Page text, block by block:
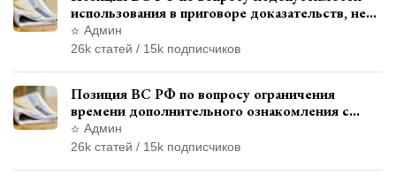
использования в приговоре доказательств, не
исследованных в судебном заседании
Админ
26k статей / 15k подписчиков
Позиция ВС РФ по вопросу ограничения
времени дополнительного ознакомления с
материалами уголовного дела
Админ
26k статей / 15k подписчиков